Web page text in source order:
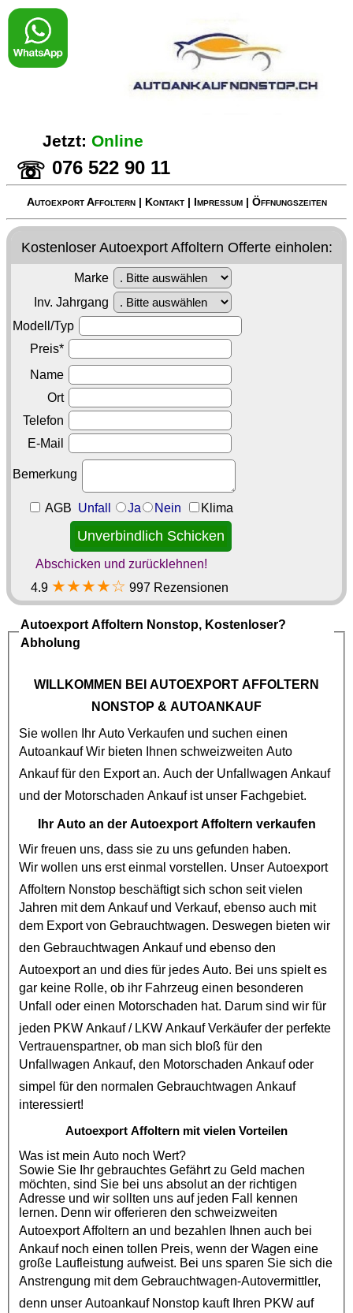
Jetzt: Online
☏ 076 522 90 11
Autoexport Affoltern| Kontakt| Impressum| Öffnungszeiten
Kostenloser Autoexport Affoltern Offerte einholen:
Marke
Inv. Jahrgang
Modell/Typ
Preis*
Name
Ort
Telefon
E-Mail
Bemerkung
AGB Unfall Ja Nein Klima
Abschicken und zurücklehnen!
4.9 ★★★★☆ 997 Rezensionen
Autoexport Affoltern Nonstop, Kostenloser?
Abholung
WILLKOMMEN BEI AUTOEXPORT AFFOLTERN
NONSTOP & AUTOANKAUF
Sie wollen Ihr Auto Verkaufen und suchen einen
AutoankaufWir bieten Ihnen schweizweiten Auto
Ankauf für den Export an. Auch der Unfallwagen Ankauf
und der Motorschaden Ankaufist unser Fachgebiet.
Ihr Auto an der Autoexport Affoltern verkaufen
Wir freuen uns, dass sie zu uns gefunden haben.
Wir wollen uns erst einmal vorstellen. Unser Autoexport
Affoltern Nonstop beschäftigt sich schon seit vielen
Jahren mit dem Ankauf und Verkauf, ebenso auch mit
dem Export von Gebrauchtwagen. Deswegen bieten wir
den Gebrauchtwagen Ankaufund ebenso den
Autoexportan und dies für jedes Auto. Bei uns spielt es
gar keine Rolle, ob ihr Fahrzeug einen besonderen
Unfall oder einen Motorschaden hat. Darum sind wir für
jeden PKW Ankauf/ LKW AnkaufVerkäufer der perfekte
Vertrauenspartner, ob man sich bloß für den
Unfallwagen Ankauf, den Motorschaden Ankaufoder
simpel für den normalen Gebrauchtwagen Ankauf
interessiert!
Autoexport Affoltern mit vielen Vorteilen
Was ist mein Auto noch Wert?
Sowie Sie Ihr gebrauchtes Gefährt zu Geld machen
möchten, sind Sie bei uns absolut an der richtigen
Adresse und wir sollten uns auf jeden Fall kennen
lernen. Denn wir offerieren den schweizweiten
Autoexport Affoltern an und bezahlen Ihnen auch bei
Ankauf noch einen tollen Preis, wenn der Wagen eine
große Laufleistung aufweist. Bei uns sparen Sie sich die
Anstrengung mit dem Gebrauchtwagen-Autovermittler,
denn unser AutoankaufNonstop kauft Ihren PKW auf